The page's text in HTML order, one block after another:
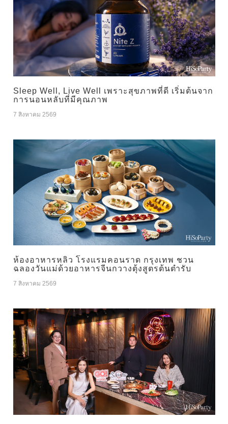
Sleep Well, Live Well เพราะสุขภาพที่ดี เริ่มต้นจาก
การนอนหลับที่มีคุณภาพ
7 สิงหาคม 2569
ห้องอาหารหลิว โรงแรมคอนราด กรุงเทพ ชวน
ฉลองวันแม่ด้วยอาหารจีนกวางตุ้งสูตรต้นตำรับ
7 สิงหาคม 2569